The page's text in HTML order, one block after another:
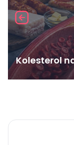
Kolesterol